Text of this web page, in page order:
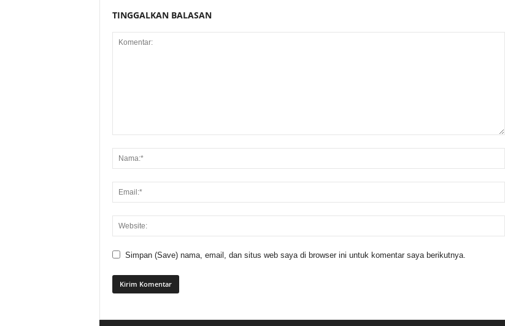
TINGGALKAN BALASAN
Simpan (Save) nama, email, dan situs web saya di browser ini untuk komentar saya berikutnya.